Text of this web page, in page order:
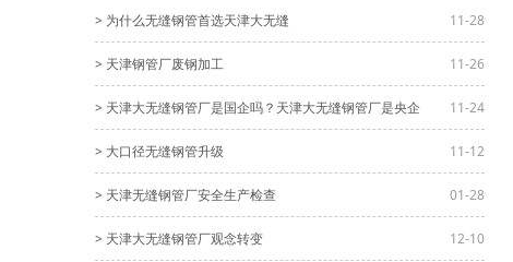
> 为什么无缝钢管首选天津大无缝 11-28
> 天津钢管厂废钢加工 11-26
> 天津大无缝钢管厂是国企吗？天津大无缝钢管厂是央企 11-24
> 大口径无缝钢管升级 11-12
> 天津无缝钢管厂安全生产检查 01-28
> 天津大无缝钢管厂观念转变 12-10